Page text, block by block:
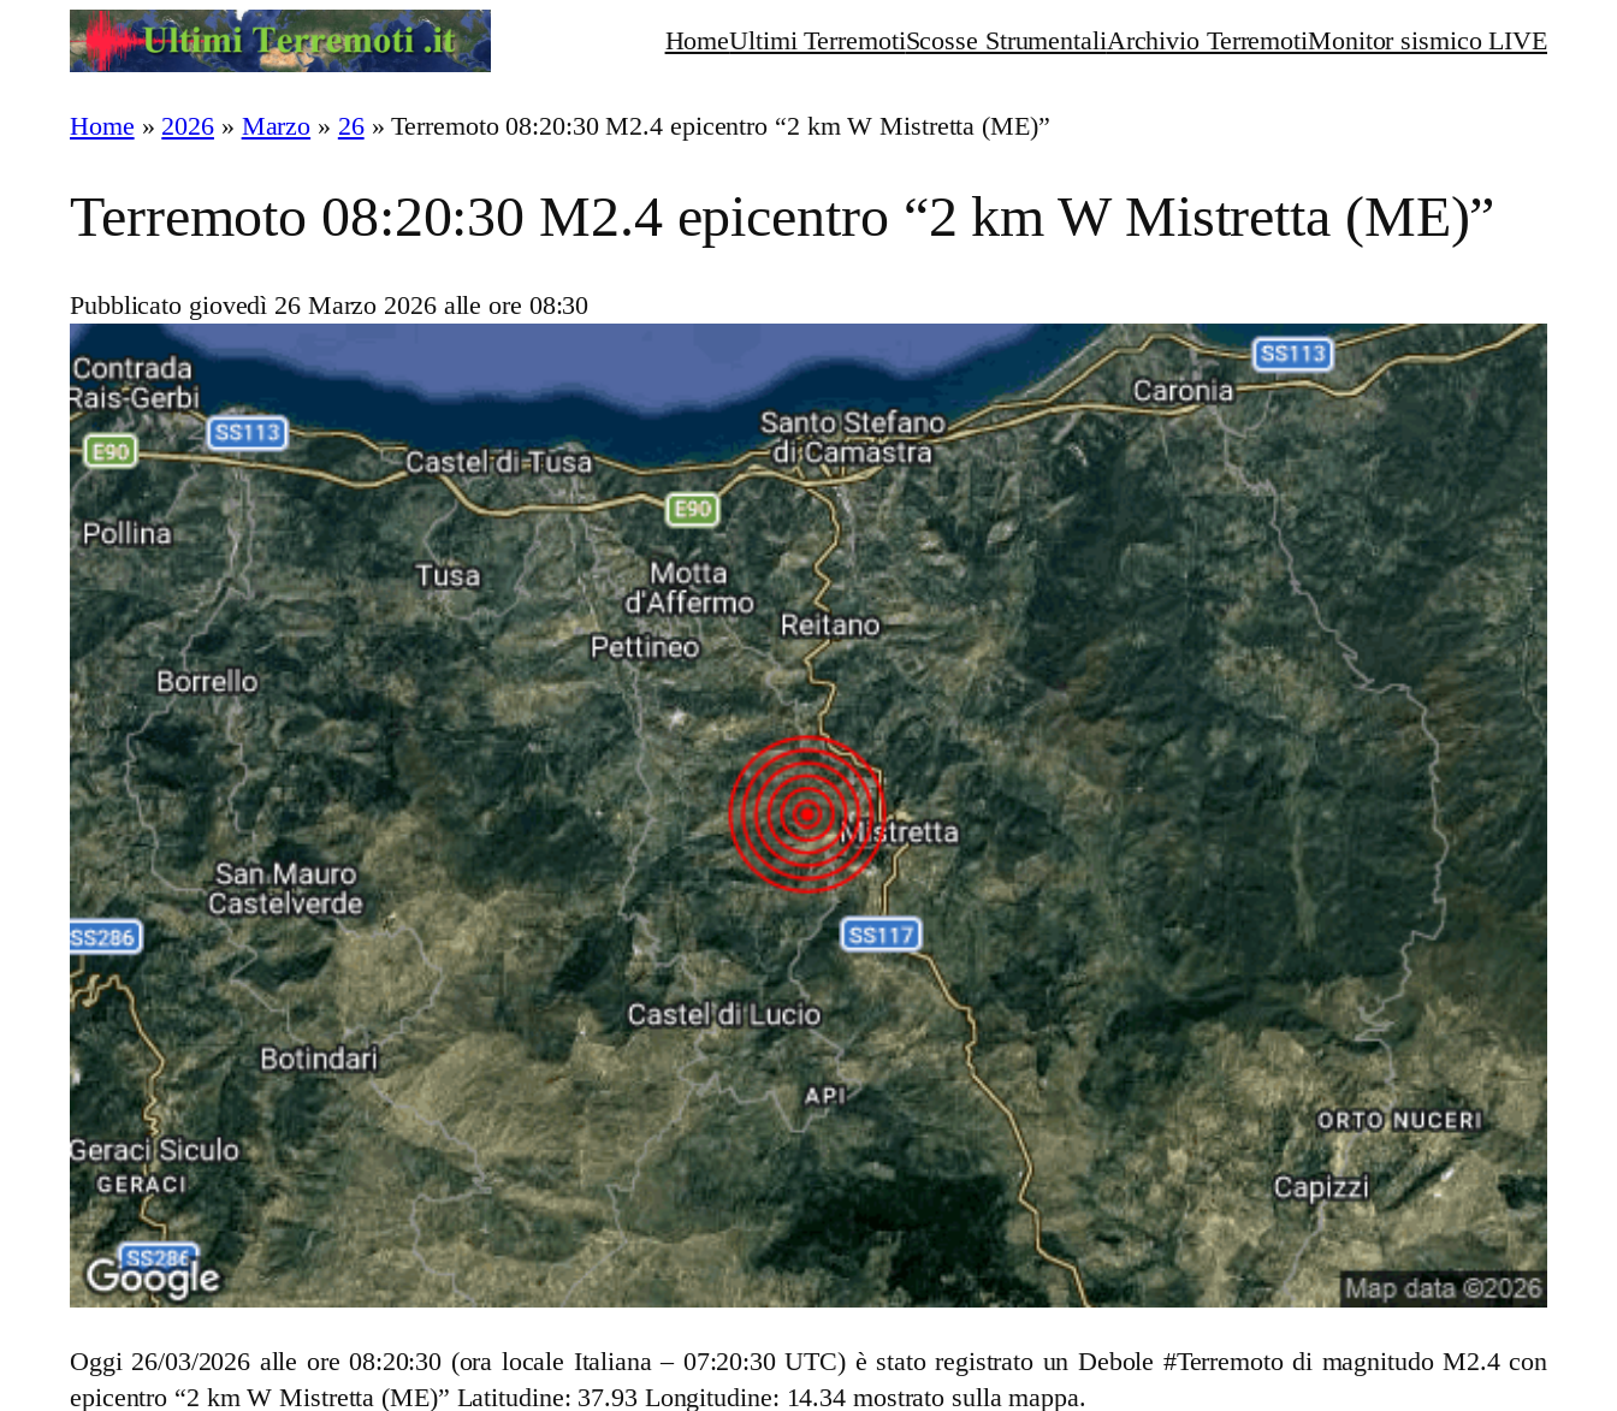
HomeUltimi TerremotiScosse StrumentaliArchivio TerremotiMonitor sismico LIVE
Home » 2026» Marzo » 26»Terremoto 08:20:30 M2.4 epicentro “2 km W Mistretta (ME)”
Terremoto 08:20:30 M2.4 epicentro “2 km W Mistretta (ME)”
Pubblicato giovedì 26 Marzo 2026 alle ore 08:30
Oggi 26/03/2026 alle ore 08:20:30 (ora locale Italiana – 07:20:30 UTC) è stato registrato un Debole #Terremoto di magnitudo M2.4 con
epicentro “2 km W Mistretta (ME)” Latitudine: 37.93 Longitudine: 14.34 mostrato sulla mappa.